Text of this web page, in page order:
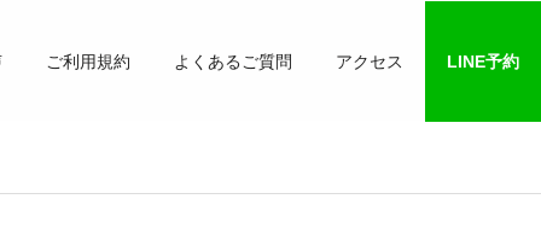
ご利用規約 よくあるご質問 アクセス LINE予約